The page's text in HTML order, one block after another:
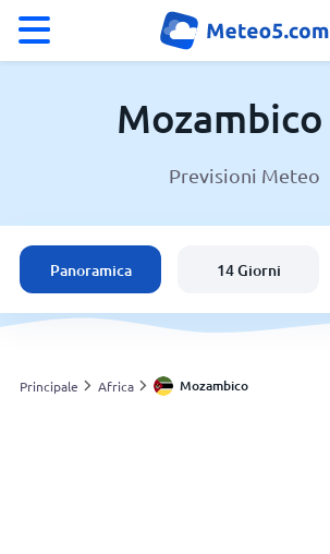
Meteo in Mozambico
Mozambico
Italia
Svizzera
Mozambico
Previsioni Meteo
Panoramica 14 Giorni
Principale Africa Mozambico